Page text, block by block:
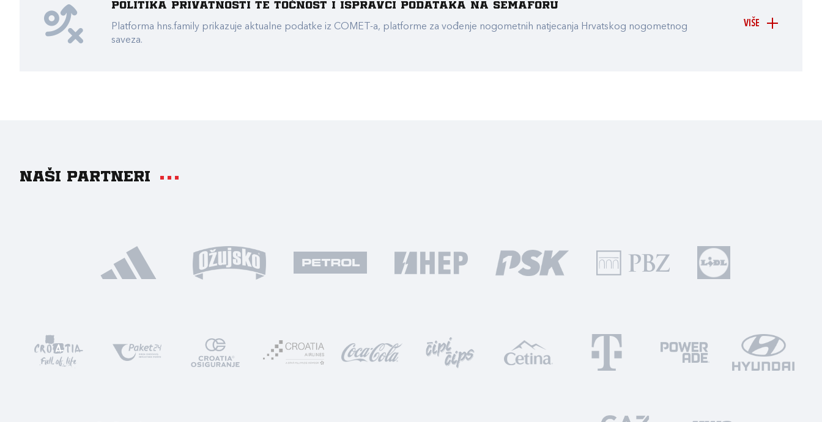
VIŠE
Politika privatnosti te točnost i ispravci podataka na Semaforu
Platforma hns.family prikazuje aktualne podatke iz COMET-a, platforme za vođenje nogometnih natjecanja Hrvatskog nogometnog
saveza.
Naši partneri